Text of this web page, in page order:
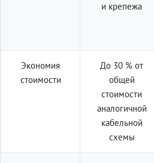
и крепежа
Экономия
стоимости
До 30 % от
общей
стоимости
аналогичной
кабельной
схемы